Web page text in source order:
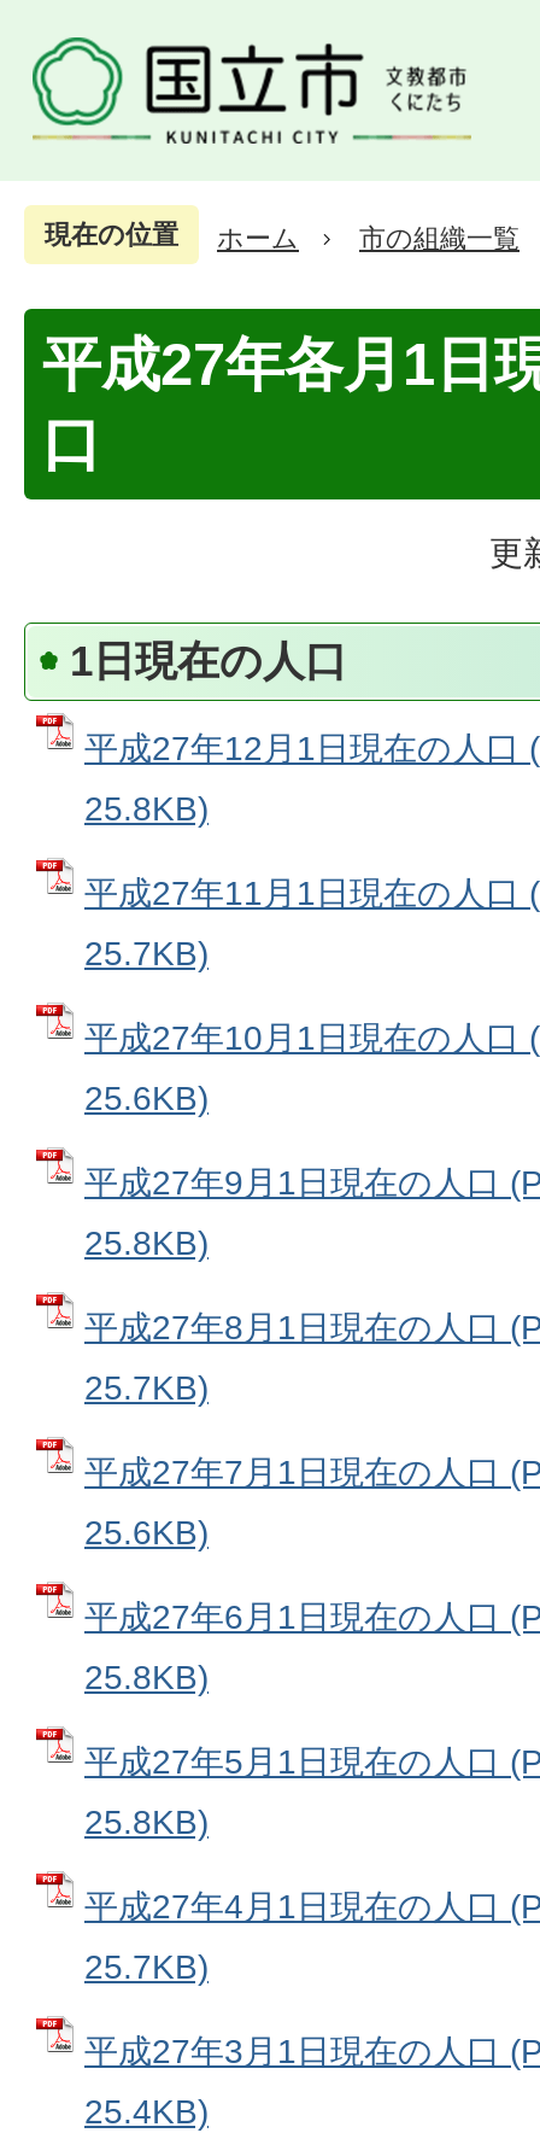
現在の位置 ホーム 市の組織一覧
平成27年各月1日
口
更
1日現在の人口
平成27年12月1日現在の人口
25.8KB)
平成27年11月1日現在の人口
25.7KB)
平成27年10月1日現在の人口
25.6KB)
平成27年9月1日現在の人口
25.8KB)
平成27年8月1日現在の人口
25.7KB)
平成27年7月1日現在の人口
25.6KB)
平成27年6月1日現在の人口
25.8KB)
平成27年5月1日現在の人口
25.8KB)
平成27年4月1日現在の人口
25.7KB)
平成27年3月1日現在の人口
25.4KB)